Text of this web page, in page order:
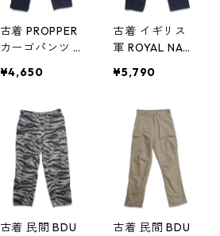
古着 PROPPER
カーゴパンツ B
ルニー リップ
ビー 表記：L-R
EGULAR gd4
05696n w505
¥4,650
古着 イギリス
軍 ROYAL NAV
ーゴパンツ 表
gd405553n
w50424
¥5,790
古着 民間 BDU
古着 民間 BDU